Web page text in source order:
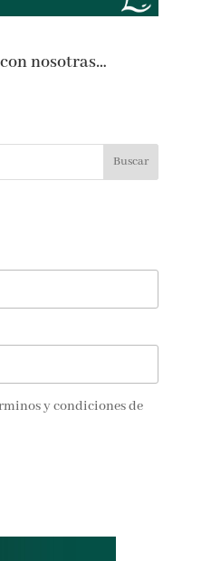
nosotras…
y condiciones de